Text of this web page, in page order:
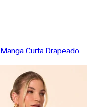
Curta Drapeado